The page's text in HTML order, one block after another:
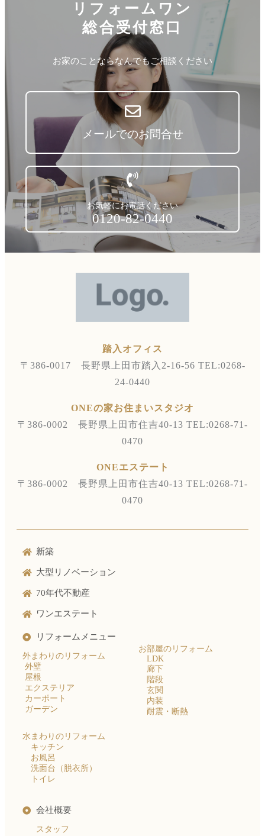
リフォームワン
総合受付窓口
お家のことならなんでもご相談ください
メールでのお問合せ
お気軽にお電話ください
0120-82-0440
踏入オフィス
〒386-0017 長野県上田市踏入2-16-56 TEL:0268-
24-0440
ONEの家お住まいスタジオ
〒386-0002 長野県上田市住吉40-13 TEL:0268-71-
0470
ONEエステート
〒386-0002 長野県上田市住吉40-13 TEL:0268-71-
0470
新築
大型リノベーション
70年代不動産
ワンエステート
リフォームメニュー
外まわりのリフォーム
外壁
屋根
エクステリア
カーポート
ガーデン
水まわりのリフォーム
キッチン
お風呂
洗面台（脱衣所）
トイレ
お部屋のリフォーム
LDK
廊下
階段
玄関
内装
耐震・断熱
会社概要
スタッフ